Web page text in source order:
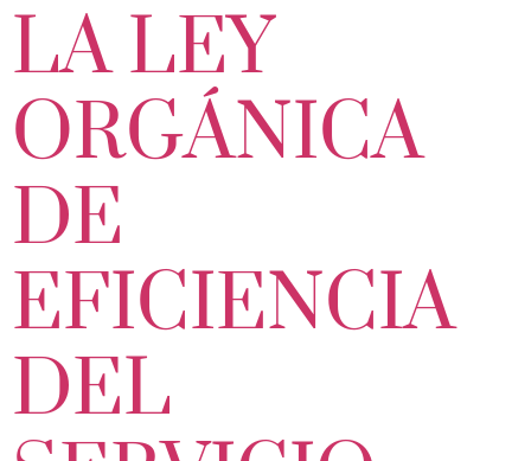
LA LEY
ORGÁNICA
DE
EFICIENCIA
DEL